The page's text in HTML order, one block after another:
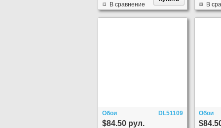
В сравнение
В
Обои DL51109
$84.50 рул.
Обои